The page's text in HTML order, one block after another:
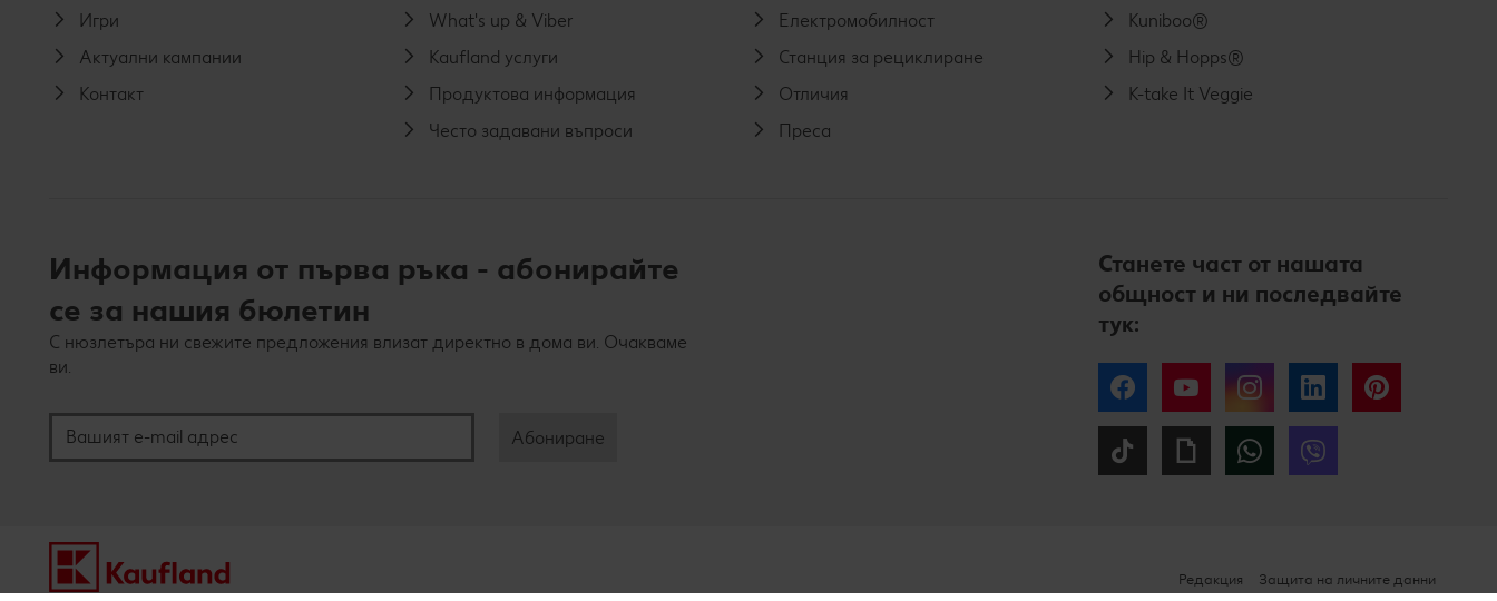
Игри
Актуални кампании
Контакт
What's up & Viber
Kaufland услуги
Продуктова информация
Често задавани въпроси
Електромобилност
Станция за рециклиране
Отличия
Преса
Kuniboo®
Hip & Hopps®
K-take It Veggie
Информация от първа ръка - абонирайте
се за нашия бюлетин
С нюзлетъра ни свежите предложения влизат директно в дома ви. Очакваме
ви.
Вашият e-mail адрес Абониране
Станете част от нашата
общност и ни последвайте
тук:
Facebook YouTube Instagram LinkedIn
Tiktok Giphy WhatsApp
Редакция Защита на личните данни